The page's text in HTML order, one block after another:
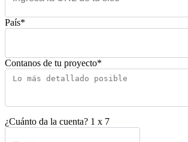
País*
Contanos de tu proyecto*
¿Cuánto da la cuenta? 1 x 7